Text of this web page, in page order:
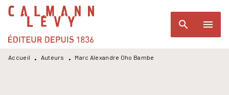
MENU RECHERCHE
PIED DE PAGE
search menu
Accueil • Auteurs • Marc Alexandre Oho Bambe